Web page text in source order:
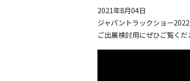
2021年8月04日
ジャパントラックショー
ご出展検討用にぜひご覧くだ